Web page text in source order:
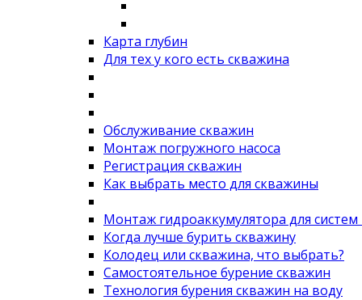
Карта глубин
Для тех у кого есть скважина
Обслуживание скважин
Монтаж погружного насоса
Регистрация скважин
Как выбрать место для скважины
Монтаж гидроаккумулятора для
Когда лучше бурить скважину
Колодец или скважина, что выбрать?
Самостоятельное бурение скважин
Технология бурения скважин на воду